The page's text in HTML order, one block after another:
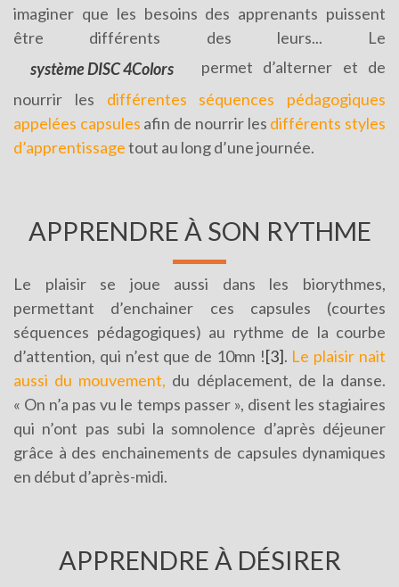
imaginer que les besoins des apprenants puissent
être différents des leurs... Le
système DISC 4Colors
permet d’alterner et de
nourrir les différentes séquences pédagogiques
appelées capsules afin de nourrir les différents styles
d’apprentissagetout au long d’une journée.
APPRENDRE À SON RYTHME
Le plaisir se joue aussi dans les biorythmes,
permettant d’enchainer ces capsules (courtes
séquences pédagogiques) au rythme de la courbe
d’attention, qui n’est que de 10mn ![3]. Le plaisir nait
aussi du mouvement, du déplacement, de la danse.
« On n’a pas vu le temps passer », disent les stagiaires
qui n’ont pas subi la somnolence d’après déjeuner
grâce à des enchainements de capsules dynamiques
en début d’après-midi.
APPRENDRE À DÉSIRER